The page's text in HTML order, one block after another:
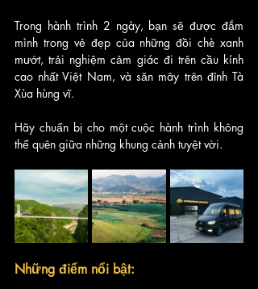
Trong hành trình 2 ngày, bạn sẽ được đắm
mình trong vẻ đẹp của những đồi chè xanh
mướt, trải nghiệm cảm giác đi trên cầu kính
cao nhất Việt Nam, và săn mây trên đỉnh Tà
Xùa hùng vĩ.
Hãy chuẩn bị cho một cuộc hành trình không
thể quên giữa những khung cảnh tuyệt vời.
Những điểm nổi bật: